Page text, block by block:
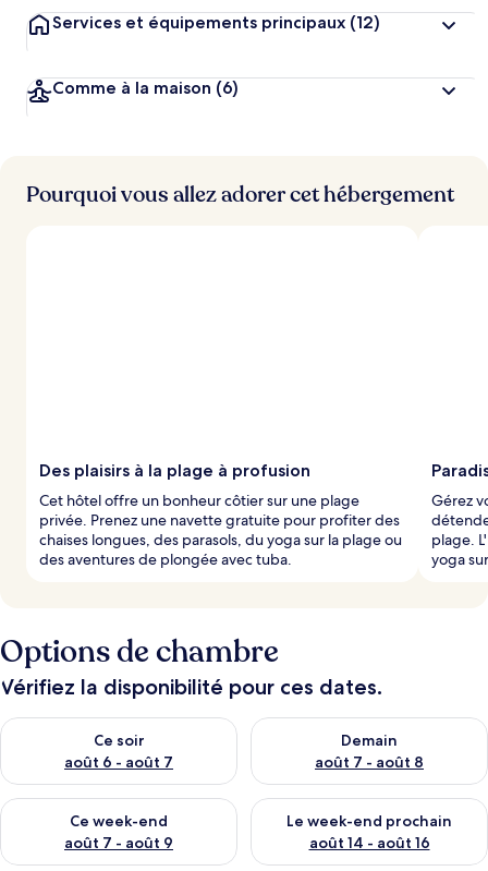
Services et équipements principaux (12)
Comme à la maison (6)
Pourquoi vous allez adorer cet hébergement
Des plaisirs à la plage à profusion
Cet hôtel offre un bonheur côtier sur une plage
privée. Prenez une navette gratuite pour profiter des
chaises longues, des parasols, du yoga sur la plage ou
des aventures de plongée avec tuba.
Gérez
plage.
yoga
Options de chambre
Vérifiez la disponibilité pour ces dates.
Ce soir
août 6 - août 7
Vérifier la disponibilité pour ce soir août 6 - août 7
Demain
août 7 - août 8
Vérifier la disponibilité pour
Ce week-end
août 7 - août 9
Vérifier la disponibilité pour ce week-end août 7 - août 9
Le week-end prochain
août 14 - août 16
Vérifier la disponibilité pour